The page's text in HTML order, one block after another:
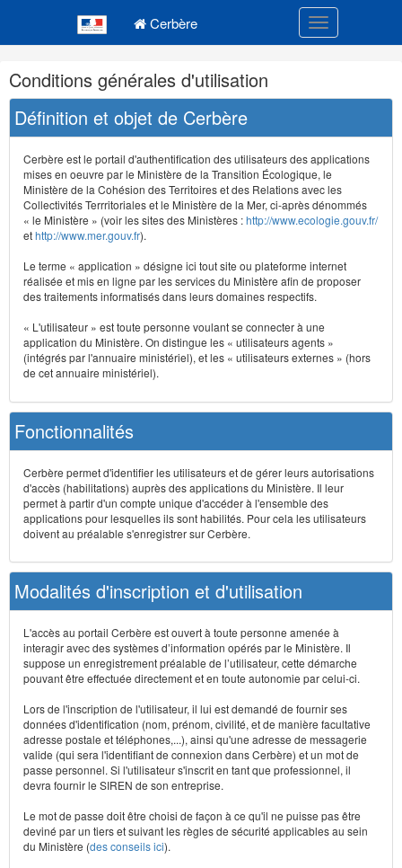
Cerbère Toggle
Navigation
et
outils
annexes
Conditions générales d'utilisation
Définition et objet de Cerbère
Cerbère est le portail d'authentification des utilisateurs des applications
mises en oeuvre par le Ministère de la Transition Écologique, le
Ministère de la Cohésion des Territoires et des Relations avec les
Collectivités Terrritoriales et le Ministère de la Mer, ci-après dénommés
« le Ministère » (voir les sites des Ministères :http://www.ecologie.gouv.fr/
ethttp://www.mer.gouv.fr).
Le terme « application » désigne ici tout site ou plateforme internet
réalisée et mis en ligne par les services du Ministère afin de proposer
des traitements informatisés dans leurs domaines respectifs.
« L'utilisateur » est toute personne voulant se connecter à une
application du Ministère. On distingue les « utilisateurs agents »
(intégrés par l'annuaire ministériel), et les « utilisateurs externes » (hors
de cet annuaire ministériel).
Fonctionnalités
Cerbère permet d'identifier les utilisateurs et de gérer leurs autorisations
d'accès (habilitations) auprès des applications du Ministère. Il leur
permet à partir d'un compte unique d'accéder à l'ensemble des
applications pour lesquelles ils sont habilités. Pour cela les utilisateurs
doivent au préalable s'enregistrer sur Cerbère.
Modalités d'inscription et d'utilisation
L'accès au portail Cerbère est ouvert à toute personne amenée à
interagir avec des systèmes d’information opérés par le Ministère. Il
suppose un enregistrement préalable de l’utilisateur, cette démarche
pouvant être effectuée directement et en toute autonomie par celui-ci.
Lors de l'inscription de l'utilisateur, il lui est demandé de fournir ses
données d'identification (nom, prénom, civilité, et de manière facultative
adresse postale et téléphones,...), ainsi qu'une adresse de messagerie
valide (qui sera l'identifiant de connexion dans Cerbère) et un mot de
passe personnel. Si l'utilisateur s'inscrit en tant que professionnel, il
devra fournir le SIREN de son entreprise.
Le mot de passe doit être choisi de façon à ce qu'il ne puisse pas être
deviné par un tiers et suivant les règles de sécurité applicables au sein
du Ministère (des conseils ici).